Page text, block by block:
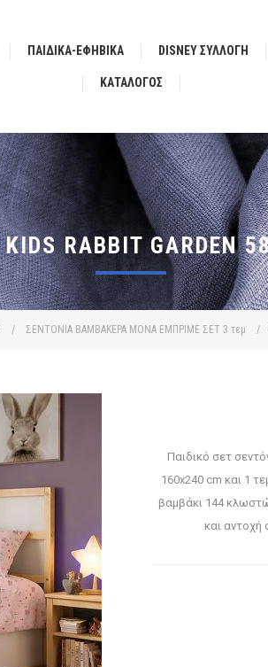
ΠΑΙΔΙΚΑ-ΕΦΗΒΙΚΑ DISNEY ΣΥΛΛΟΓΗ
ΚΑΤΆΛΟΓΟΣ
/ ΣΕΝΤΟΝΙΑ ΒΑΜΒΑΚΕΡΑ ΜΟΝΑ ΕΜΠΡΙΜΕ ΣΕΤ 3 τεμ /
RABBIT GARDEN
Παιδικό σετ
160x240 cm και 1
βαμβάκι 144
και αντοχή